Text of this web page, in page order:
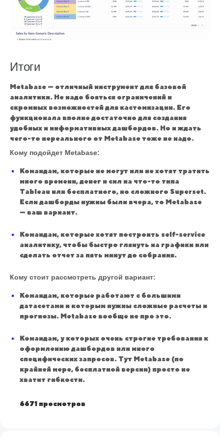
Итоги
Metabase — отличный инструмент для базовой
аналитики. Не надо бояться ограничений и
скромных возможностей для кастомизации. Его
функционала вполне достаточно для создания
удобных и информативных дашбордов. Но и ждать
чего-то нереального от Metabase тоже не надо.
Кому подойдет Metabase:
Командам, которые не могут или не хотят тратить
много времени, денег и сил на что-то типа
Tableau или бесплатного, но сложного Superset.
Если дашборды нужны были вчера, то Metabase
— ваш вариант.
Командам, которые хотят построить self-service
аналитику, чтобы быстро глянуть на графики или
сделать отчет за пять минут до собрания.
Кому стоит рассмотреть другой вариант:
Командам, которые работают с большими
датасетами и которым нужны сложные расчеты и
прогнозы. Metabase вообще не про это.
Командам, у которых очень строгие требования к
оформлению дашбордов или много
специфических запросов. Тут Metabase (по
крайней мере, бесплатной версии) просто не
хватит гибкости.
6671 просмотров